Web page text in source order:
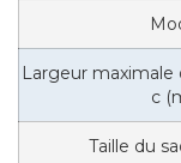
Largeur maximale
c
Taille du